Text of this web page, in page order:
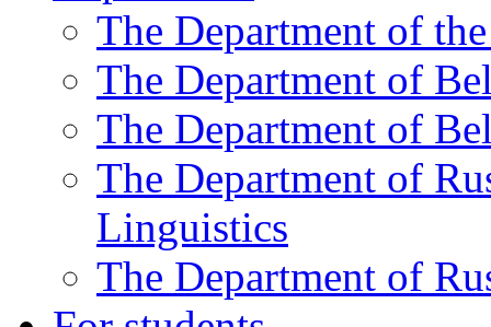
The Department of
The Department of
The Department of
The Department of
Linguistics
The Department of